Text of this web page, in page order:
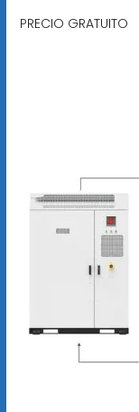
PRECIO GRATUITO